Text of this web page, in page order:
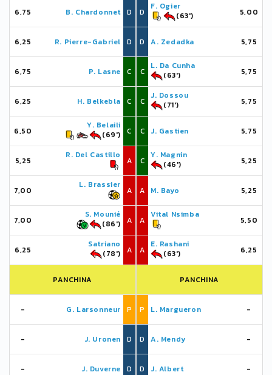
6,75 B. Chardonnet D
6,25 R. Pierre-Gabriel D
6,75 P. Lasne C
6,25 H. Belkebla C
6,50
Y. Belaili
(69')
C
5,25
R. Del Castillo
A
7,00
L. Brassier
A
7,00
S. Mounié
(86')
A
6,25
Satriano
(78')
A
PANCHINA
- G. Larsonneur P
- J. Uronen D
- J. Duverne D
D
F. Ogier
(63')
5,00
D A. Zedadka 5,75
C
L. Da Cunha
(63')
5,75
C
J. Dossou
(71')
5,75
C J. Gastien 5,75
C
Y. Magnin
(46')
5,25
A M. Bayo 5,25
A
Vital Nsimba
5,50
A
E. Rashani
(63')
6,25
PANCHINA
P L. Margueron -
D A. Mendy -
D J. Albert -